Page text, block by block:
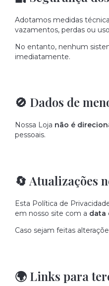
Adotamos medidas
vazamentos, perdas ou
No entanto, nenhum
imediatamente.
🚫 Dados de
Nossa Loja não é
pessoais.
🔄 Atualizações
Esta Política de
em nosso site com a data
Caso sejam feitas
🌍 Links para